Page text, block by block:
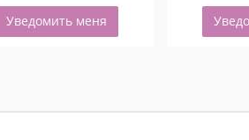
Уведомить меня